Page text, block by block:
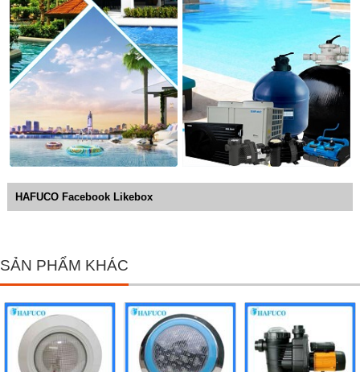
HAFUCO Facebook Likebox
SẢN PHẨM KHÁC